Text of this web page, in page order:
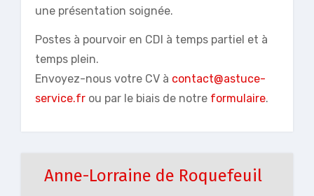
une présentation soignée.
Postes à pourvoir en CDI à temps partiel et à
temps plein.
Envoyez-nous votre CV à contact@astuce-
service.fr ou par le biais de notre formulaire.
Anne-Lorraine de Roquefeuil